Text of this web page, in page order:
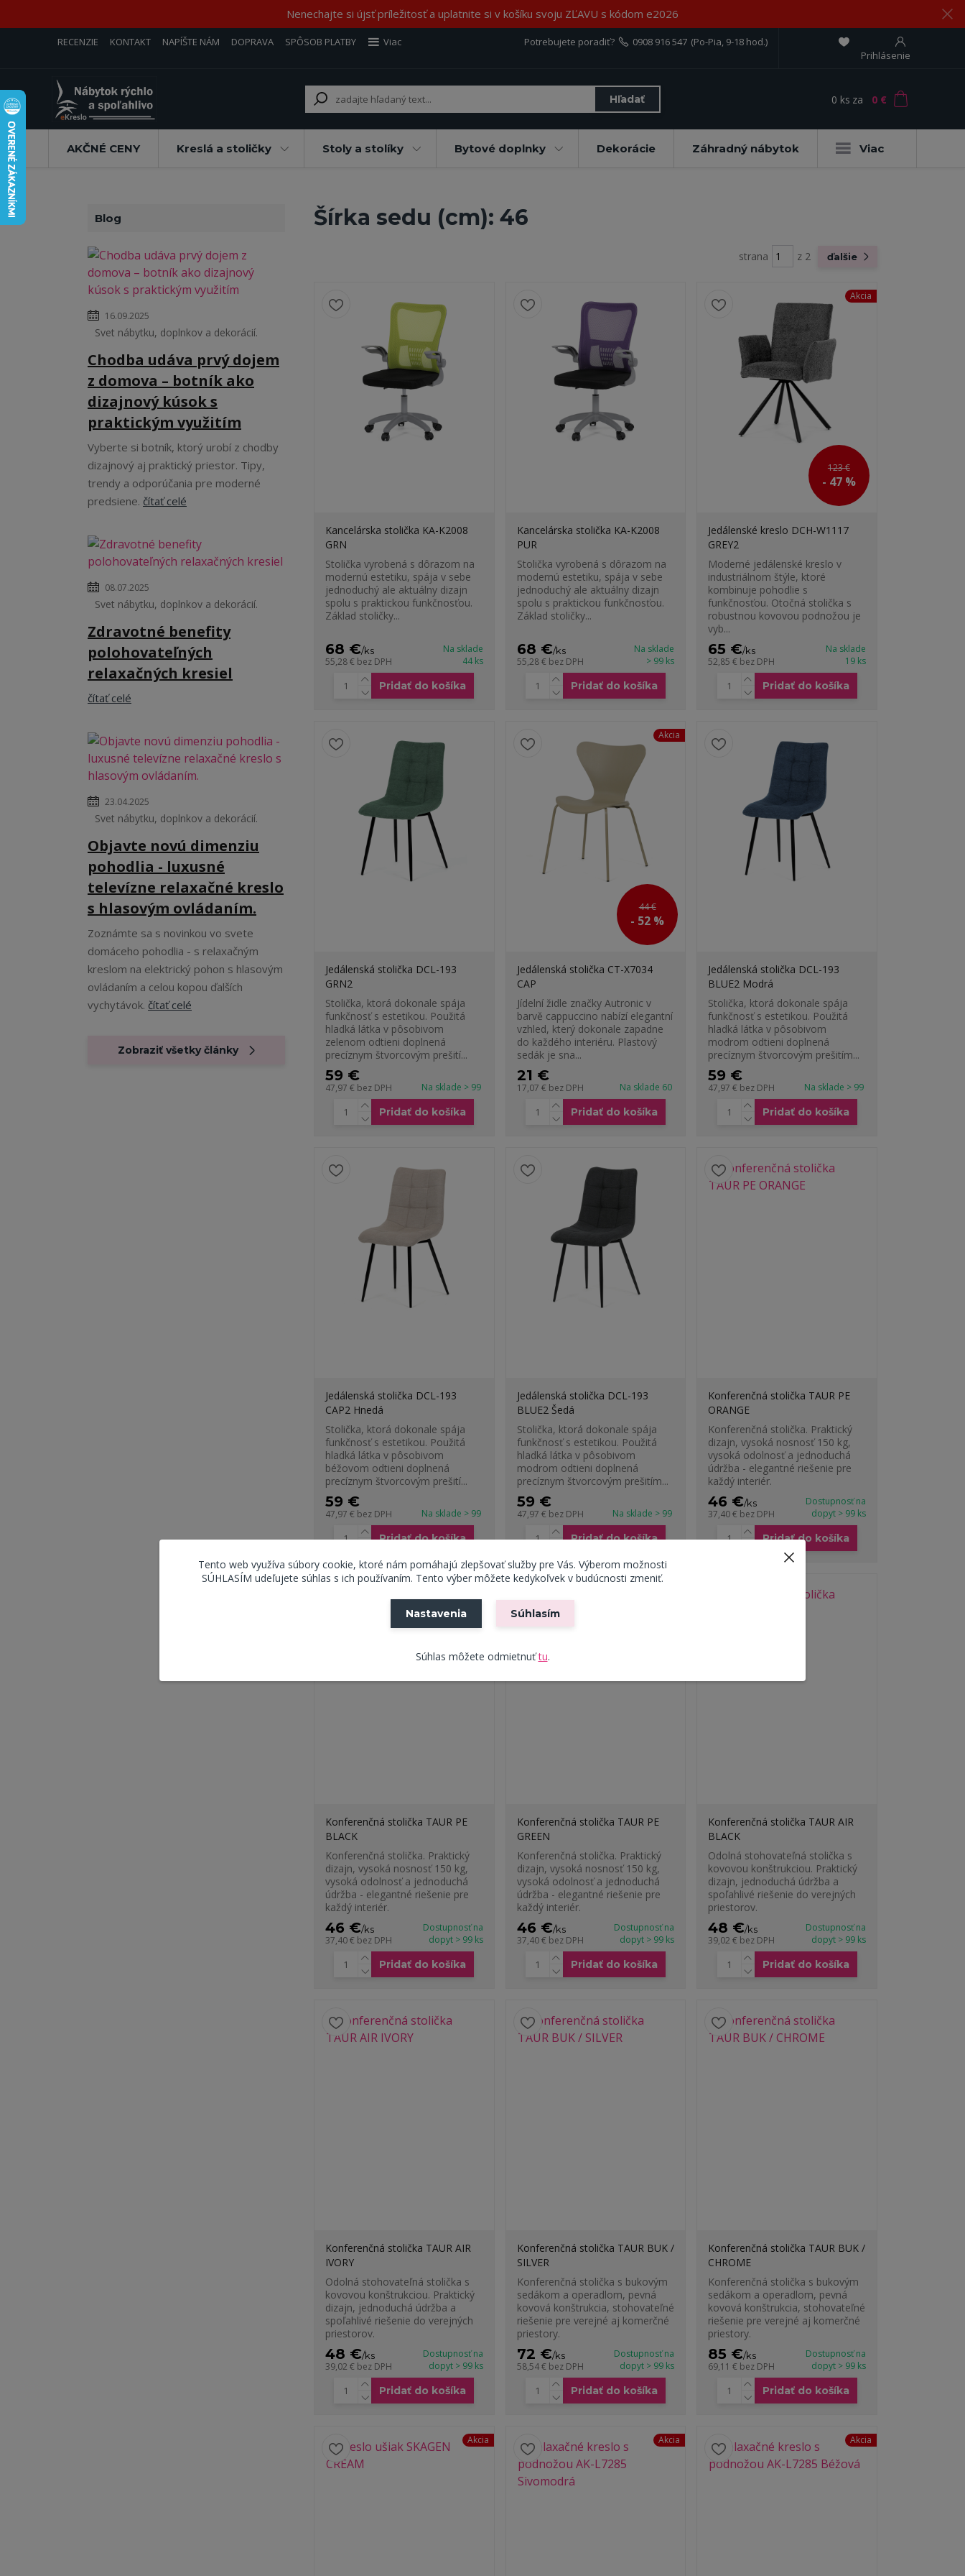
Nenechajte si újsť príležitosť a uplatnite si v košíku svoju ZĽAVU s kódom e2026
RECENZIE KONTAKT NAPÍŠTE NÁM DOPRAVA SPÔSOB PLATBY
Viac
Prihlásenie
Hľadať
Potrebujete poradiť? 0908 916 547 (Po-Pia, 9-18 hod.)
0 ks za 0 €
AKČNÉ CENY Kreslá a stoličky Stoly a stolíky Bytové doplnky Dekorácie Záhradný nábytok Viac
Blog
16.09.2025
Svet nábytku, doplnkov a dekorácií.
Chodba udáva prvý dojem
z domova – botník ako
dizajnový kúsok s
praktickým využitím
Vyberte si botník, ktorý urobí z chodby
dizajnový aj praktický priestor. Tipy,
trendy a odporúčania pre moderné
predsiene. čítať celé
08.07.2025
Svet nábytku, doplnkov a dekorácií.
Zdravotné benefity
polohovateľných
relaxačných kresiel
čítať celé
23.04.2025
Svet nábytku, doplnkov a dekorácií.
Objavte novú dimenziu
pohodlia - luxusné
televízne relaxačné kreslo
s hlasovým ovládaním.
Zoznámte sa s novinkou vo svete
domáceho pohodlia - s relaxačným
kreslom na elektrický pohon s hlasovým
ovládaním a celou kopou ďalších
vychytávok. čítať celé
Zobraziť všetky články
Šírka sedu (cm): 46
strana z 2 ďalšie
Kancelárska stolička KA-K2008
GRN
Stolička vyrobená s dôrazom na
modernú estetiku, spája v sebe
jednoduchý ale aktuálny dizajn
spolu s praktickou funkčnosťou.
Základ stoličky...
68 €/ks
55,28 € bez DPH
Na sklade
44 ks
Pridať do košíka
Kancelárska stolička KA-K2008
PUR
Stolička vyrobená s dôrazom na
modernú estetiku, spája v sebe
jednoduchý ale aktuálny dizajn
spolu s praktickou funkčnosťou.
Základ stoličky...
68 €/ks
55,28 € bez DPH
Na sklade
> 99 ks
Pridať do košíka
Akcia
123 €
- 47 %
Jedálenské kreslo DCH-W1117
GREY2
Moderné jedálenské kreslo v
industriálnom štýle, ktoré
kombinuje pohodlie s
funkčnosťou. Otočná stolička s
robustnou kovovou podnožou je
vyb...
65 €/ks
52,85 € bez DPH
Na sklade
19 ks
Pridať do košíka
Jedálenská stolička DCL-193
GRN2
Stolička, ktorá dokonale spája
funkčnosť s estetikou. Použitá
hladká látka v pôsobivom
zelenom odtieni doplnená
precíznym štvorcovým prešití...
59 €
47,97 € bez DPH Na sklade > 99
Pridať do košíka
Akcia
44 €
- 52 %
Jedálenská stolička CT-X7034
CAP
Jídelní židle značky Autronic v
barvě cappuccino nabízí elegantní
vzhled, který dokonale zapadne
do každého interiéru. Plastový
sedák je sna...
21 €
17,07 € bez DPH Na sklade 60
Pridať do košíka
Jedálenská stolička DCL-193
BLUE2 Modrá
Stolička, ktorá dokonale spája
funkčnosť s estetikou. Použitá
hladká látka v pôsobivom
modrom odtieni doplnená
precíznym štvorcovým prešitím...
59 €
47,97 € bez DPH Na sklade > 99
Pridať do košíka
Jedálenská stolička DCL-193
CAP2 Hnedá
Stolička, ktorá dokonale spája
funkčnosť s estetikou. Použitá
hladká látka v pôsobivom
béžovom odtieni doplnená
precíznym štvorcovým prešití...
59 €
47,97 € bez DPH Na sklade > 99
Pridať do košíka
Jedálenská stolička DCL-193
BLUE2 Šedá
Stolička, ktorá dokonale spája
funkčnosť s estetikou. Použitá
hladká látka v pôsobivom
modrom odtieni doplnená
precíznym štvorcovým prešitím...
59 €
47,97 € bez DPH Na sklade > 99
Pridať do košíka
Konferenčná stolička TAUR PE
ORANGE
Konferenčná stolička. Praktický
dizajn, vysoká nosnosť 150 kg,
vysoká odolnosť a jednoduchá
údržba - elegantné riešenie pre
každý interiér.
46 €/ks
37,40 € bez DPH
Dostupnosť na
dopyt > 99 ks
Pridať do košíka
Konferenčná stolička TAUR PE
BLACK
Konferenčná stolička. Praktický
dizajn, vysoká nosnosť 150 kg,
vysoká odolnosť a jednoduchá
údržba - elegantné riešenie pre
každý interiér.
46 €/ks
37,40 € bez DPH
Dostupnosť na
dopyt > 99 ks
Pridať do košíka
Konferenčná stolička TAUR PE
GREEN
Konferenčná stolička. Praktický
dizajn, vysoká nosnosť 150 kg,
vysoká odolnosť a jednoduchá
údržba - elegantné riešenie pre
každý interiér.
46 €/ks
37,40 € bez DPH
Dostupnosť na
dopyt > 99 ks
Pridať do košíka
Konferenčná stolička TAUR AIR
BLACK
Odolná stohovateľná stolička s
kovovou konštrukciou. Praktický
dizajn, jednoduchá údržba a
spoľahlivé riešenie do verejných
priestorov.
48 €/ks
39,02 € bez DPH
Dostupnosť na
dopyt > 99 ks
Pridať do košíka
Konferenčná stolička TAUR AIR
IVORY
Odolná stohovateľná stolička s
kovovou konštrukciou. Praktický
dizajn, jednoduchá údržba a
spoľahlivé riešenie do verejných
priestorov.
48 €/ks
39,02 € bez DPH
Dostupnosť na
dopyt > 99 ks
Pridať do košíka
Konferenčná stolička TAUR BUK /
SILVER
Konferenčná stolička s bukovým
sedákom a operadlom, pevná
kovová konštrukcia, stohovateľné
riešenie pre verejné aj komerčné
priestory.
72 €/ks
58,54 € bez DPH
Dostupnosť na
dopyt > 99 ks
Pridať do košíka
Konferenčná stolička TAUR BUK /
CHROME
Konferenčná stolička s bukovým
sedákom a operadlom, pevná
kovová konštrukcia, stohovateľné
riešenie pre verejné aj komerčné
priestory.
85 €/ks
69,11 € bez DPH
Dostupnosť na
dopyt > 99 ks
Pridať do košíka
Akcia Akcia Akcia
Tento web využíva súbory cookie, ktoré nám pomáhajú zlepšovať služby pre Vás. Výberom možnosti
SÚHLASÍM udeľujete súhlas s ich používaním. Tento výber môžete kedykoľvek v budúcnosti zmeniť.
Nastavenia Súhlasím
Súhlas môžete odmietnuťtu.